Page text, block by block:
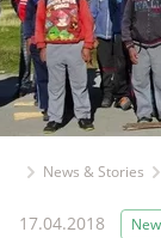
News & Stories
17.04.2018